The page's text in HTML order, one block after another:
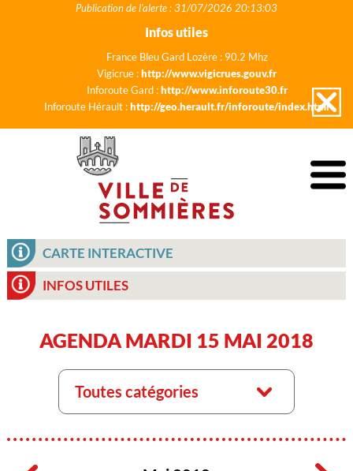
Publication de l'alerte : 31/07/2026 20:13:03
Infos utiles
France Bleu Gard Lozère : 90.2 Mhz
Vigicrue :http://www.vigicrues.gouv.fr
Inforoute Gard :http://www.inforoute30.fr
Inforoute Hérault :http://geo.herault.fr/inforoute/index.html
CARTE INTERACTIVE
INFOS UTILES
AGENDA MARDI 15 MAI 2018
Toutes catégories